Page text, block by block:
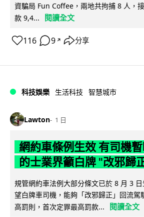
資騙局 Fun Coffee，兩地共拘捕 8 人，
款 9,4...
閱讀全文
116 9 ↗ 分享
科技娛樂 生活科技 智慧城市
Lawton 1 日
網約車條例生效 有司機
的士業界籲白牌 "改邪歸
規管網約車法例大部分條文已於 8 月 3
望白牌車司機，能夠「改邪歸正」回流駕
高罰則，首次定罪最高罰款...
閱讀全文